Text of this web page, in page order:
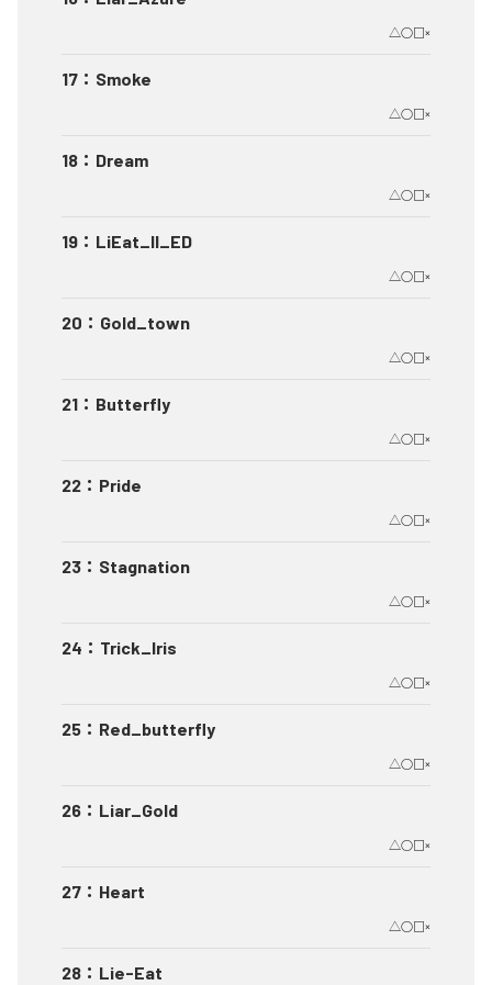
△○□×
17 ： Smoke
△○□×
18 ： Dream
△○□×
19 ： LiEat_II_ED
△○□×
20 ： Gold_town
△○□×
21 ： Butterfly
△○□×
22 ： Pride
△○□×
23 ： Stagnation
△○□×
24 ： Trick_Iris
△○□×
25 ： Red_butterfly
△○□×
26 ： Liar_Gold
△○□×
27 ： Heart
△○□×
28 ： Lie-Eat